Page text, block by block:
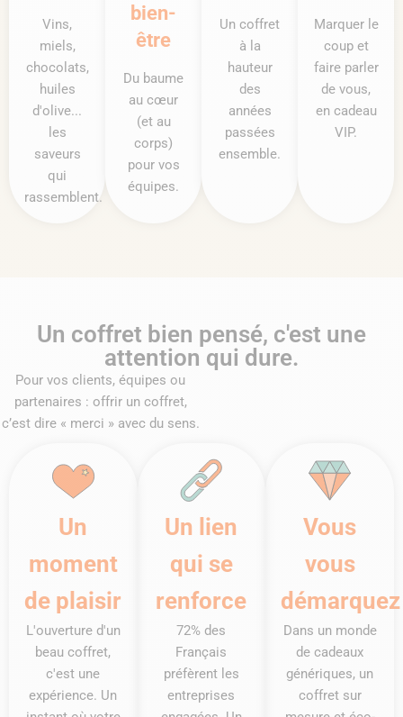
Vins,
miels,
chocolats,
huiles
d'olive...
les
saveurs
qui
rassemblent.
bien-
être
Du baume
au cœur
(et au
corps)
pour vos
équipes.
Un coffret
à la
hauteur
des
années
passées
ensemble.
Marquer le
coup et
faire parler
de vous,
en cadeau
VIP.
Un coffret bien pensé, c'est une
attention qui dure.
Pour vos clients, équipes ou
partenaires : offrir un coffret,
c’est dire « merci » avec du sens.
Un
moment
de plaisir
L'ouverture d'un
beau coffret,
c'est une
expérience. Un
Un lien
qui se
renforce
72% des
Français
préfèrent les
entreprises
Vous
vous
démarquez
Dans un monde
de cadeaux
génériques, un
coffret sur